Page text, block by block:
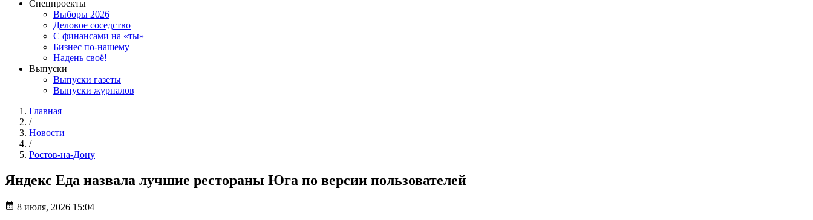
Спецпроекты
Выборы 2026
Деловое соседство
С финансами на «ты»
Бизнес по-нашему
Надень своё!
Выпуски
Выпуски газеты
Выпуски журналов
Главная
/
Новости
/
Ростов-на-Дону
Яндекс Еда назвала лучшие рестораны Юга по версии пользователей
8 июля, 2026 15:04